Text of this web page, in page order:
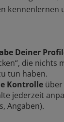
kennenlernen
Deiner
die nichts
tun haben.
Kontrolle über
jederzeit
Angaben).